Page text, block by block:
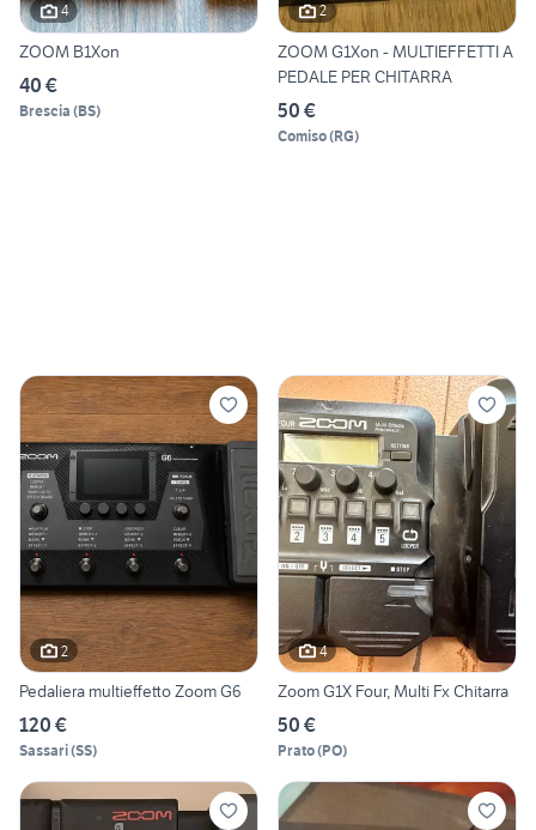
4
ZOOM B1Xon
40 €
Brescia (BS)
2
ZOOM G1Xon - MULTIEFFETTI A
PEDALE PER CHITARRA
50 €
Comiso(RG)
2
Pedaliera multieffetto Zoom G6
120 €
Sassari(SS)
4
Zoom G1X Four, Multi Fx Chitarra
50 €
Prato(PO)